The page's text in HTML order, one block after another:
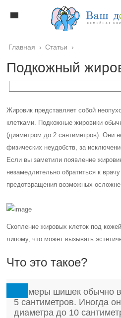
Главная › Статьи ›
Подкожный
Жировик представляет собой
клетками. Подкожные жировики
(диаметром до 2 сантиметров). Они
физических неудобств, за
Если вы заметили появление
незамедлительно обратиться к
предотвращения возможных
Скопление жировых клеток под
липому, что может вызывать
Что это такое?
Размеры шишек обычно
5 сантиметров. Иногда
диаметра до 10